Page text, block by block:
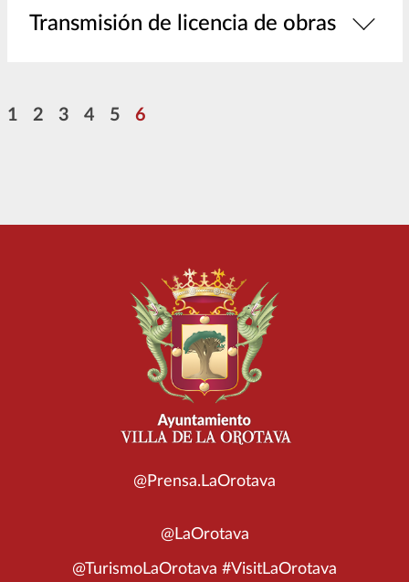
Transmisión de licencia de obras
Pagination
Page
1 Page
2 Page
3 Page
4 Page
5 Page
6
@Prensa.LaOrotava
@LaOrotava
@TurismoLaOrotava #VisitLaOrotava